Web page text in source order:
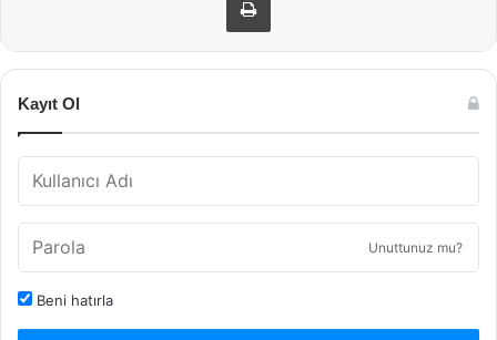
Kayıt Ol
Unuttunuz mu?
Beni hatırla